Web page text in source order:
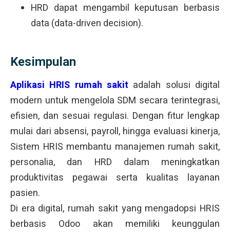
HRD dapat mengambil keputusan berbasis
data (data-driven decision).
Kesimpulan
Aplikasi HRIS rumah sakit adalah solusi digital
modern untuk mengelola SDM secara terintegrasi,
efisien, dan sesuai regulasi. Dengan fitur lengkap
mulai dari absensi, payroll, hingga evaluasi kinerja,
Sistem HRIS membantu manajemen rumah sakit,
personalia, dan HRD dalam meningkatkan
produktivitas pegawai serta kualitas layanan
pasien.
Di era digital, rumah sakit yang mengadopsi HRIS
berbasis Odoo akan memiliki keunggulan